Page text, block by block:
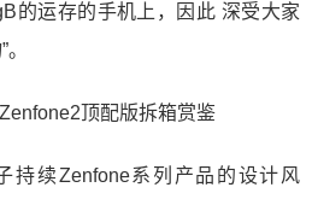
的运存的手机上，因此 深受大家
持续Zenfone系列产品的设计风